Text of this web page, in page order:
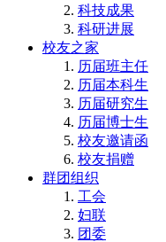
科技成果
科研进展
校友之家
历届班主任
历届本科生
历届研究生
历届博士生
校友邀请函
校友捐赠
群团组织
工会
妇联
团委